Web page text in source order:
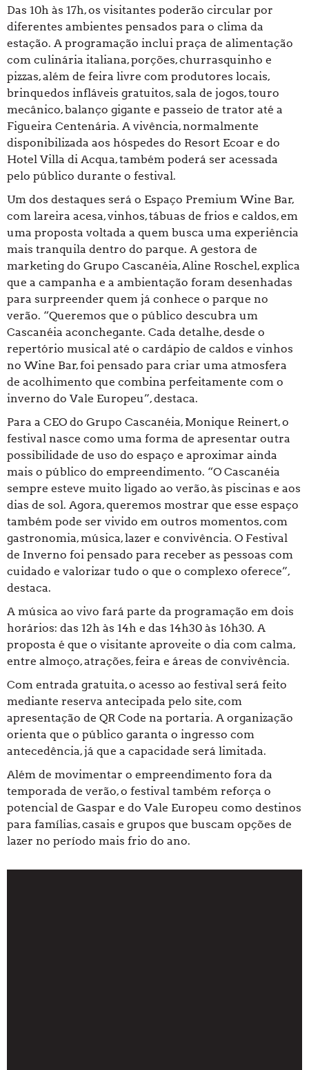
Das 10h às 17h, os visitantes poderão circular por
diferentes ambientes pensados para o clima da
estação. A programação inclui praça de alimentação
com culinária italiana, porções, churrasquinho e
pizzas, além de feira livre com produtores locais,
brinquedos infláveis gratuitos, sala de jogos, touro
mecânico, balanço gigante e passeio de trator até a
Figueira Centenária. A vivência, normalmente
disponibilizada aos hóspedes do Resort Ecoar e do
Hotel Villa di Acqua, também poderá ser acessada
pelo público durante o festival.
Um dos destaques será o Espaço Premium Wine Bar,
com lareira acesa, vinhos, tábuas de frios e caldos, em
uma proposta voltada a quem busca uma experiência
mais tranquila dentro do parque. A gestora de
marketing do Grupo Cascanéia, Aline Roschel, explica
que a campanha e a ambientação foram desenhadas
para surpreender quem já conhece o parque no
verão. “Queremos que o público descubra um
Cascanéia aconchegante. Cada detalhe, desde o
repertório musical até o cardápio de caldos e vinhos
no Wine Bar, foi pensado para criar uma atmosfera
de acolhimento que combina perfeitamente com o
inverno do Vale Europeu”, destaca.
Para a CEO do Grupo Cascanéia, Monique Reinert, o
festival nasce como uma forma de apresentar outra
possibilidade de uso do espaço e aproximar ainda
mais o público do empreendimento. “O Cascanéia
sempre esteve muito ligado ao verão, às piscinas e aos
dias de sol. Agora, queremos mostrar que esse espaço
também pode ser vivido em outros momentos, com
gastronomia, música, lazer e convivência. O Festival
de Inverno foi pensado para receber as pessoas com
cuidado e valorizar tudo o que o complexo oferece”,
destaca.
A música ao vivo fará parte da programação em dois
horários: das 12h às 14h e das 14h30 às 16h30. A
proposta é que o visitante aproveite o dia com calma,
entre almoço, atrações, feira e áreas de convivência.
Com entrada gratuita, o acesso ao festival será feito
mediante reserva antecipada pelo site, com
apresentação de QR Code na portaria. A organização
orienta que o público garanta o ingresso com
antecedência, já que a capacidade será limitada.
Além de movimentar o empreendimento fora da
temporada de verão, o festival também reforça o
potencial de Gaspar e do Vale Europeu como destinos
para famílias, casais e grupos que buscam opções de
lazer no período mais frio do ano.